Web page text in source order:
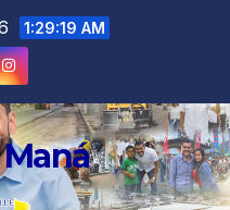
1:29:19 AM